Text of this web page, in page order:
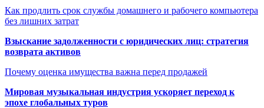
Как продлить срок службы домашнего и рабочего компьютера
без лишних затрат
Взыскание задолженности с юридических лиц: стратегия
возврата активов
Почему оценка имущества важна перед продажей
Мировая музыкальная индустрия ускоряет переход к
эпохе глобальных туров